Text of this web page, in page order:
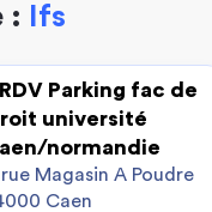
:
Ifs
Parking fac de
université
normandie
Magasin A Poudre
Caen